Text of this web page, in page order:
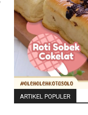
ARTIKEL POPULER